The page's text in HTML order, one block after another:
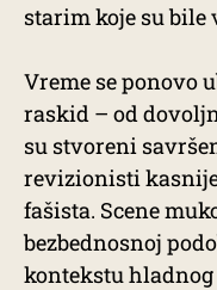
starim koje su bile
Vreme se ponovo
raskid – od
su stvoreni
revizionisti
fašista. Scene
bezbednosnoj
kontekstu